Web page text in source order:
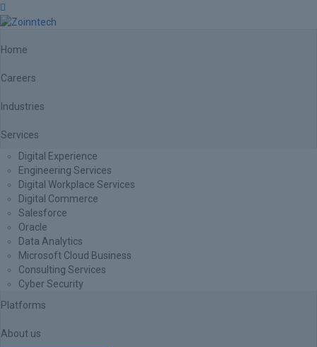
Home
Careers
Industries
Services
Digital Experience
Engineering Services
Digital Workplace Services
Digital Commerce
Salesforce
Oracle
Data Analytics
Microsoft Cloud Business
Consulting Services
Cyber Security
Platforms
About us